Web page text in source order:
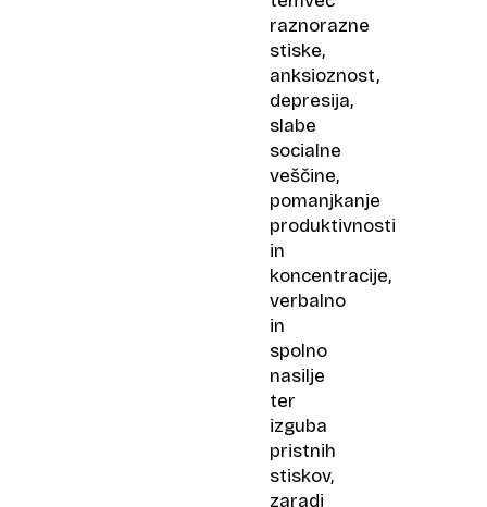
raznorazne
stiske,
anksioznost,
depresija,
slabe
socialne
veščine,
pomanjkanje
produktivnosti
in
koncentracije,
verbalno
in
spolno
nasilje
ter
izguba
pristnih
stiskov,
zaradi